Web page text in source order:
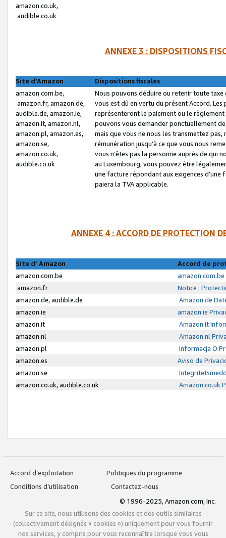
amazon.co.uk,
audible.co.uk
ANNEXE 3 : DISPOSITIONS
Site d’Amazon
Dispositions fiscales
amazon.com.be,
amazon.fr, amazon.de,
audible.de, amazon.ie,
amazon.it, amazon.nl,
amazon.pl, amazon.es,
amazon.se,
amazon.co.uk,
audible.co.uk
Nous pouvons déduire ou retenir toute
vous est dû en vertu du présent Accord.
représenteront le paiement ou le
pouvons vous demander ponctuellement
mais que vous ne nous les transmettez
rémunération jusqu’à ce que vous nous
vous n’êtes pas la personne auprès de qui
au Luxembourg, vous pouvez être
une facture répondant aux exigences
paiera la TVA applicable.
ANNEXE 4 : ACCORD DE PROTECTION
Site d’ Amazon
Accord de
amazon.com.be
amazon.fr
Notice :
amazon.de, audible.de
Amazon.de
amazon.ie
amazon.ie
amazon.it
Amazon.it
amazon.nl
Amazon.nl
amazon.pl
Informacja O
amazon.es
Aviso de
amazon.se
amazon.co.uk, audible.co.uk
Amazon.co.uk
Accord d’exploitation
Politiques du programme
Conditions d’utilisation
Contactez-nous
© 1996-2025, Amazon.com, Inc.
Sur ce site, nous utilisons des cookies et des outils similaires
(collectivement désignés « cookies ») uniquement pour vous fournir
nos services, y compris pour vous reconnaître lorsque vous vous